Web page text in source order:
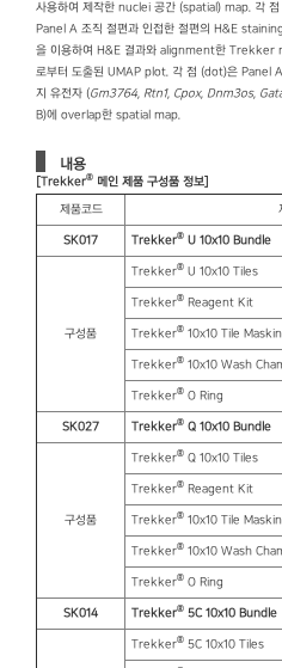
사용하여 제작한 nuclei 공간 (spatial) map. 각
Panel A 조직 절편과 인접한 절편의 H&E
을 이용하여 H&E 결과와 alignment한 Trekker
로부터 도출된 UMAP plot. 각 점 (dot)은 Panel
지 유전자 (Gm3764, Rtn1, Cpox, Dnm3os,
B)에 overlap한 spatial map.
내용
[Trekker® 메인 제품 구성품 정보]
제품코드
SK017 Trekker® U 10x10 Bundle
구성품
Trekker® U 10x10 Tiles
Trekker® Reagent Kit
Trekker® 10x10 Tile
Trekker® 10x10 Wash
Trekker® O Ring
SK027 Trekker® Q 10x10 Bundle
구성품
Trekker® Q 10x10 Tiles
Trekker® Reagent Kit
Trekker® 10x10 Tile
Trekker® 10x10 Wash
Trekker® O Ring
SK014 Trekker® 5C 10x10 Bundle
Trekker® 5C 10x10 Tiles